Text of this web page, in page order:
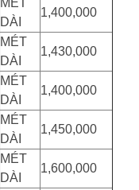
MÉT
DÀI
1,400,000
MÉT
DÀI
1,430,000
MÉT
DÀI
1,400,000
MÉT
DÀI
1,450,000
MÉT
DÀI
1,600,000